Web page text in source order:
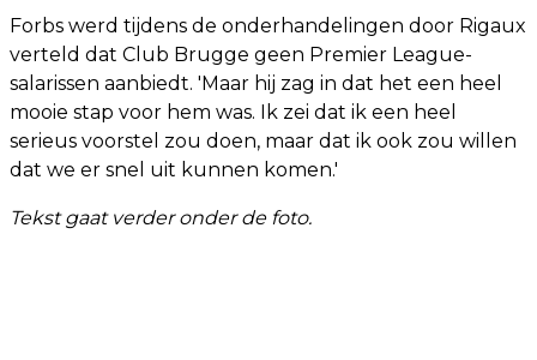
Forbs werd tijdens de onderhandelingen door Rigaux
verteld dat Club Brugge geen Premier League-
salarissen aanbiedt. 'Maar hij zag in dat het een heel
mooie stap voor hem was. Ik zei dat ik een heel
serieus voorstel zou doen, maar dat ik ook zou willen
dat we er snel uit kunnen komen.'
Tekst gaat verder onder de foto.